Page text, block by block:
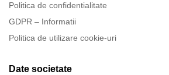
Politica de confidentialitate
GDPR – Informatii
Politica de utilizare cookie-uri
Date societate